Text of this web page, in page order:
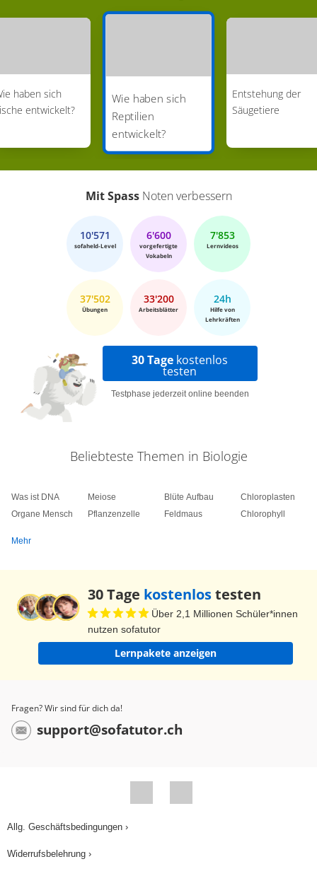
haben sich
entwickelt?
Wie haben sich
Reptilien
entwickelt?
Entstehung der
Säugetiere
Mit SpassNoten verbessern
10'571
sofaheld-Level
6'600
vorgefertigte
Vokabeln
7'853
Lernvideos
37'502
Übungen
33'200
Arbeitsblätter
24h
Hilfe von
Lehrkräften
30 Tage kostenlos
testen
Testphase jederzeit online beenden
Beliebteste Themen in Biologie
Was ist DNA
Organe Mensch
Meiose
Pflanzenzelle
Blüte Aufbau
Feldmaus
Chloroplasten
Chlorophyll
Mehr
30 Tage kostenlostesten
Über 2,1 Millionen Schüler*innen
nutzen sofatutor
Lernpakete anzeigen
Fragen? Wir sind für dich da!
support@sofatutor.ch
Allg. Geschäftsbedingungen ›
Widerrufsbelehrung ›